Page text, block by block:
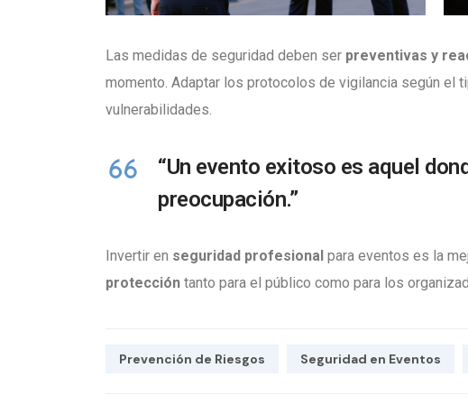
Las medidas de seguridad deben ser preventivas y
momento. Adaptar los protocolos de vigilancia según el
vulnerabilidades.
“Un evento exitoso es aquel
preocupación.”
Invertir en seguridad profesional para eventos es la
protección tanto para el público como para los
Prevención de Riesgos Seguridad en Eventos